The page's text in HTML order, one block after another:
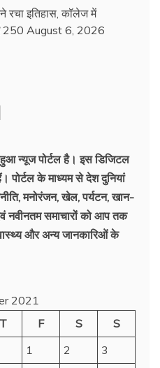
रचा इतिहास, कॉलेज में
250 August 6, 2026
न्‍यूज पोर्टल है। इस डिजिटल
के माध्यम से देश दुनियां
मनोरंजन, खेल, पर्यटन, खान-
नवीनतम समाचारों को आप तक
और अन्य जानकारिओं के
2021
T F S
S
1
2
3